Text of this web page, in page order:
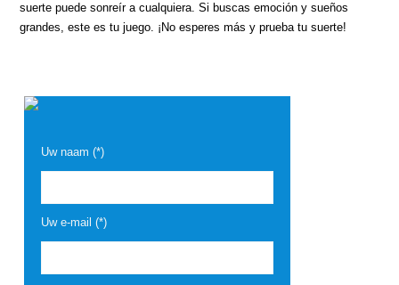
suerte puede sonreír a cualquiera. Si buscas emoción y sueños
grandes, este es tu juego. ¡No esperes más y prueba tu suerte!
Uw naam (*)
Uw e-mail (*)